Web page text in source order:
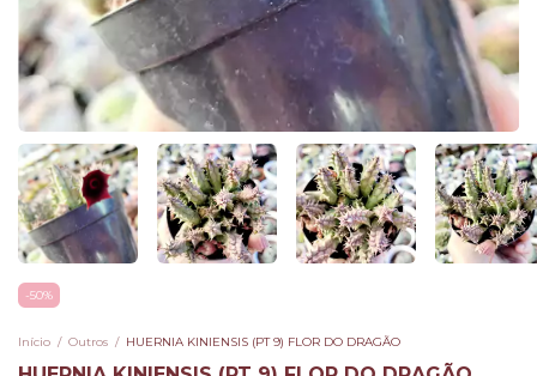
-50%
Início / Outros / HUERNIA KINIENSIS (PT 9) FLOR DO DRAGÃO